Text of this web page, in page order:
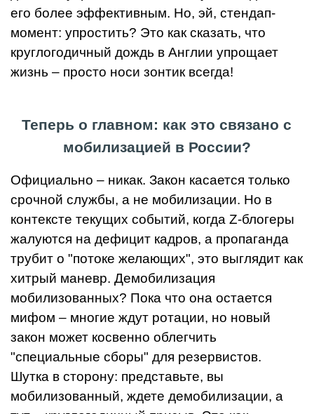
его более эффективным. Но, эй, стендап-
момент: упростить? Это как сказать, что
круглогодичный дождь в Англии упрощает
жизнь – просто носи зонтик всегда!
Теперь о главном: как это связано с
мобилизацией в России?
Официально – никак. Закон касается только
срочной службы, а не мобилизации. Но в
контексте текущих событий, когда Z-блогеры
жалуются на дефицит кадров, а пропаганда
трубит о "потоке желающих", это выглядит как
хитрый маневр. Демобилизация
мобилизованных? Пока что она остается
мифом – многие ждут ротации, но новый
закон может косвенно облегчить
"специальные сборы" для резервистов.
Шутка в сторону: представьте, вы
мобилизованный, ждете демобилизации, а